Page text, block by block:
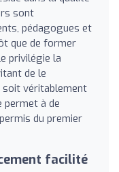
sont
pédagogues et
que de former
privilégie la
de le
soit véritablement
permet à de
du premier
facilité